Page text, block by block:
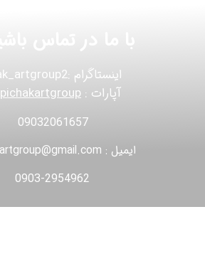
اینستاگرام :piichak_artgroup2
آپارات : pichakartgroup
ایمیل : piichakartgroup@gmail.com
09032061657
0903-2954962